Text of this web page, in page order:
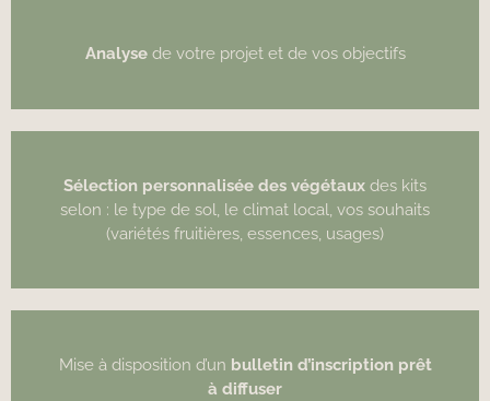
Analysede votre projet et de vos objectifs
Sélection personnalisée des végétaux des kits
selon : le type de sol, le climat local, vos souhaits
(variétés fruitières, essences, usages)
Mise à disposition d’un bulletin d’inscription prêt
à diffuser